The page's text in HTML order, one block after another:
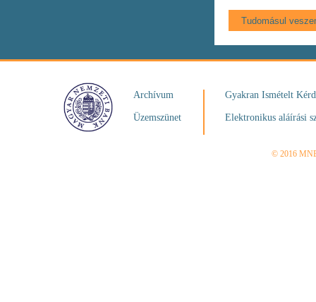
Archívum
Üzemszünet
Gyakran Ismételt
Elektronikus aláírási
© 2016